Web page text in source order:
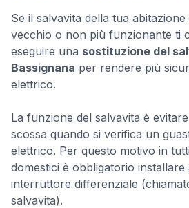
Se il salvavita della tua
vecchio o non più funzionante ti
eseguire una sostituzione del
Bassignana per rendere più
elettrico.
La funzione del salvavita è
scossa quando si verifica un
elettrico. Per questo motivo in
domestici è obbligatorio installare
interruttore differenziale
salvavita).